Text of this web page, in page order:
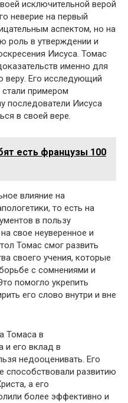
исключительной верой
неверие на первый
аспектом, но на
роль в утверждении и
Иисуса. Томас
именно для
веру. Его исследующий
примером
последователи Иисуса
в своей вере.
есть французы 100
влияние на
то есть на
в пользу
свое неуверенное и
Томас смог развить
своего учения, которые
с сомнениями и
помогло укрепить
его слово внутри и вне
Томаса в
и его вклад в
недооценивать. Его
способствовали развитию
а его
более эффективно и